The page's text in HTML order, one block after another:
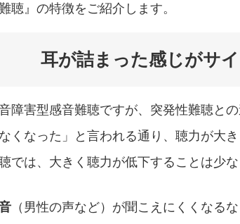
聴』の特徴をご紹介します。
耳が詰まった感じがサ
障害型感音難聴ですが、突発性難聴との
くなった」と言われる通り、聴力が大き
では、大きく聴力が低下することは少な
（男性の声など）が聞こえにくくなる